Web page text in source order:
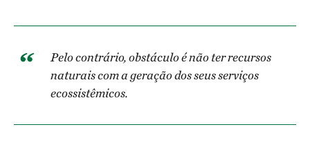
Pelo contrário, obstáculo é não ter recursos
naturais com a geração dos seus serviços
ecossistêmicos.